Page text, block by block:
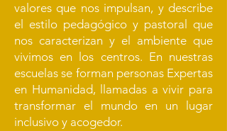
valores que nos impulsan, y describe
el estilo pedagógico y pastoral que
nos caracterizan y el ambiente que
vivimos en los centros. En nuestras
escuelas se forman personas Expertas
en Humanidad, llamadas a vivir para
transformar el mundo en un lugar
inclusivo y acogedor.